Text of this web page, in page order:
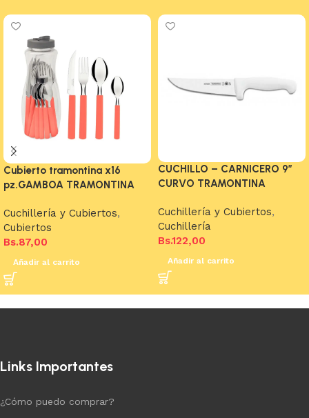
Cubierto tramontina x16
pz.GAMBOA TRAMONTINA
Cuchillería y Cubiertos,
Cubiertos
Bs.87,00
Añadir al carrito
CUCHILLO – CARNICERO 9″
CURVO TRAMONTINA
Cuchillería y Cubiertos,
Cuchillería
Bs.122,00
Añadir al carrito
Links Importantes
¿Cómo puedo comprar?